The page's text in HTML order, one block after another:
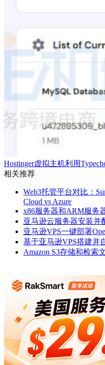
Hostinger虚拟主机利用‌
相关推荐
Web3托管平台对比：
Cloud vs Azure
x86服务器和ARM服务
亚马逊云服务器安装并
亚马逊VPS一键部署
基于亚马逊VPS搭建并
Amazon S3存储和检索